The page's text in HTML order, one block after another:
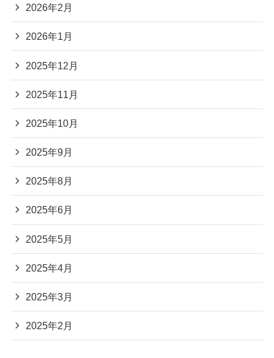
2026年2月
2026年1月
2025年12月
2025年11月
2025年10月
2025年9月
2025年8月
2025年6月
2025年5月
2025年4月
2025年3月
2025年2月